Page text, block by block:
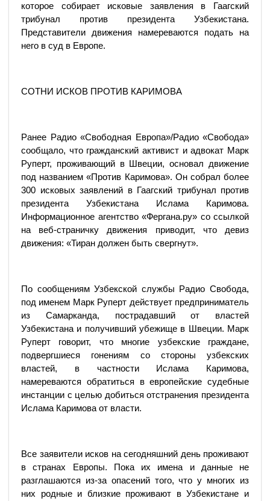
которое собирает исковые заявления в Гаагский
трибунал против президента Узбекистана.
Представители движения намереваются подать на
него в суд в Европе.
СОТНИ ИСКОВ ПРОТИВ КАРИМОВА
Ранее Радио «Свободная Европа»/Радио «Свобода»
сообщало, что гражданский активист и адвокат Марк
Руперт, проживающий в Швеции, основал движение
под названием «Против Каримова». Он собрал более
300 исковых заявлений в Гаагский трибунал против
президента Узбекистана Ислама Каримова.
Информационное агентство «Фергана.ру» со ссылкой
на веб-страничку движения приводит, что девиз
движения: «Тиран должен быть свергнут».
По сообщениям Узбекской службы Радио Свобода,
под именем Марк Руперт действует предприниматель
из Самарканда, пострадавший от властей
Узбекистана и получивший убежище в Швеции. Марк
Руперт говорит, что многие узбекские граждане,
подвергшиеся гонениям со стороны узбекских
властей, в частности Ислама Каримова,
намереваются обратиться в европейские судебные
инстанции с целью добиться отстранения президента
Ислама Каримова от власти.
Все заявители исков на сегодняшний день проживают
в странах Европы. Пока их имена и данные не
разглашаются из-за опасений того, что у многих из
них родные и близкие проживают в Узбекистане и